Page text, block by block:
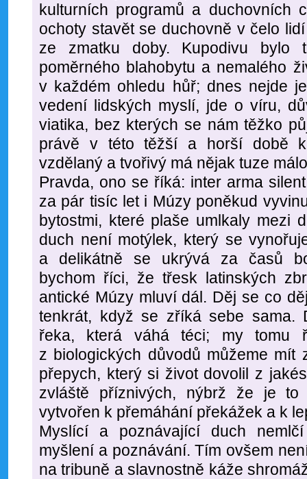
kulturních programů a duchovních
ochoty stavět se duchovně v čelo
ze zmatku doby. Kupodivu
poměrného blahobytu a nemalého
v každém ohledu hůř; dnes nejde
vedení lidských myslí, jde o víru,
viatika, bez kterých se nám těžko
právě v této těžší a horší době
vzdělaný a tvořivý má nějak tuze
Pravda, ono se říká: inter arma
za pár tisíc let i Múzy poněkud
bytostmi, které plaše umlkaly mezi
duch není motýlek, který se
a delikátně se ukrývá za časů
bychom říci, že třesk latinských
antické Múzy mluví dál. Děj se co
tenkrát, když se zříká sebe sama.
řeka, která váhá téci; my tomu
z biologických důvodů můžeme mít
přepych, který si život dovolil z
zvláště příznivých, nýbrž že je
vytvořen k přemáhání překážek a k
Myslící a poznávající duch
myšlení a poznávání. Tím ovšem
na tribuně a slavnostně káže